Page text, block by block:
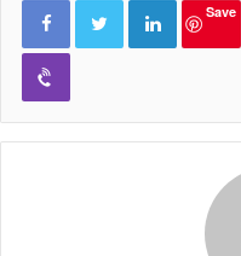
Save
Viber